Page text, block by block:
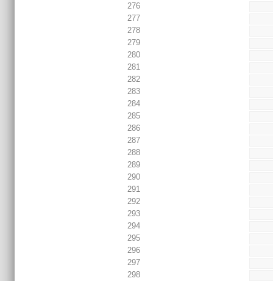
276
277
278
279
280
281
282
283
284
285
286
287
288
289
290
291
292
293
294
295
296
297
298